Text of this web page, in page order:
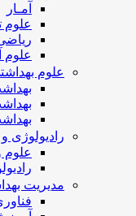
آمـار
علوم
علوم
علوم
رادیولوژی
علوم
مدیریت